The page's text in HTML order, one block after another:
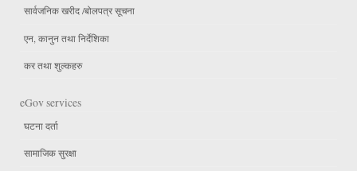
सार्वजनिक खरीद /बोलपत्र सूचना
एन, कानुन तथा निर्देशिका
कर तथा शुल्कहरु
eGov services
घटना दर्ता
सामाजिक सुरक्षा